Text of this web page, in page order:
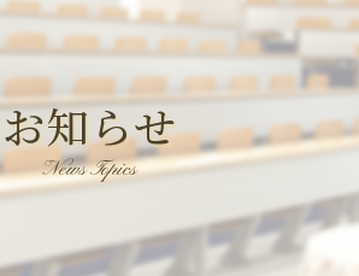
お知らせ
News Topics